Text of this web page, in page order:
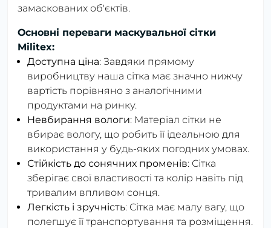
замаскованих об'єктів.
Основні переваги маскувальної сітки
Militex:
Доступна ціна: Завдяки прямому
виробництву наша сітка має значно нижчу
вартість порівняно з аналогічними
продуктами на ринку.
Невбирання вологи: Матеріал сітки не
вбирає вологу, що робить її ідеальною для
використання у будь-яких погодних умовах.
Стійкість до сонячних променів: Сітка
зберігає свої властивості та колір навіть під
тривалим впливом сонця.
Легкість і зручність: Сітка має малу вагу, що
полегшує її транспортування та розміщення.